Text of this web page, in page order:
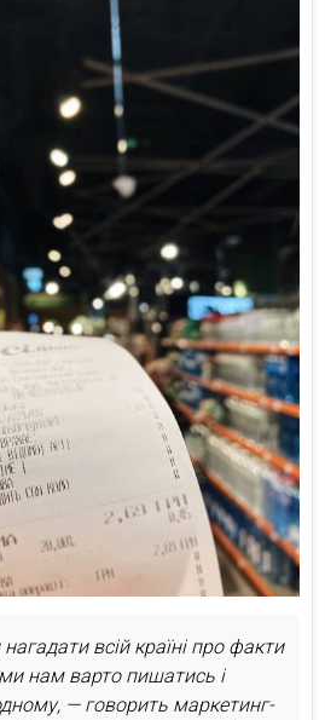
всій країні про факти
нам варто пишатись і
— говорить маркетинг-